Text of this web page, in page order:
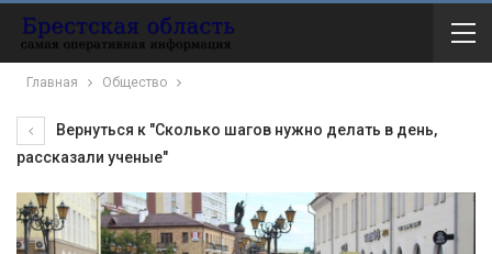
Главная Общество
Вернуться к "Сколько шагов нужно делать в день,
рассказали ученые"